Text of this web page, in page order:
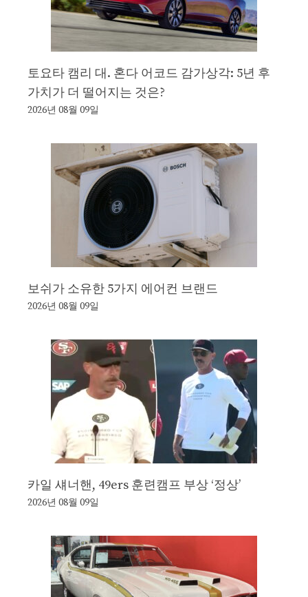
토요타 캠리 대. 혼다 어코드 감가상각: 5년 후
가치가 더 떨어지는 것은?
2026년 08월 09일
보쉬가 소유한 5가지 에어컨 브랜드
2026년 08월 09일
카일 섀너핸, 49ers 훈련캠프 부상 ‘정상’
2026년 08월 09일